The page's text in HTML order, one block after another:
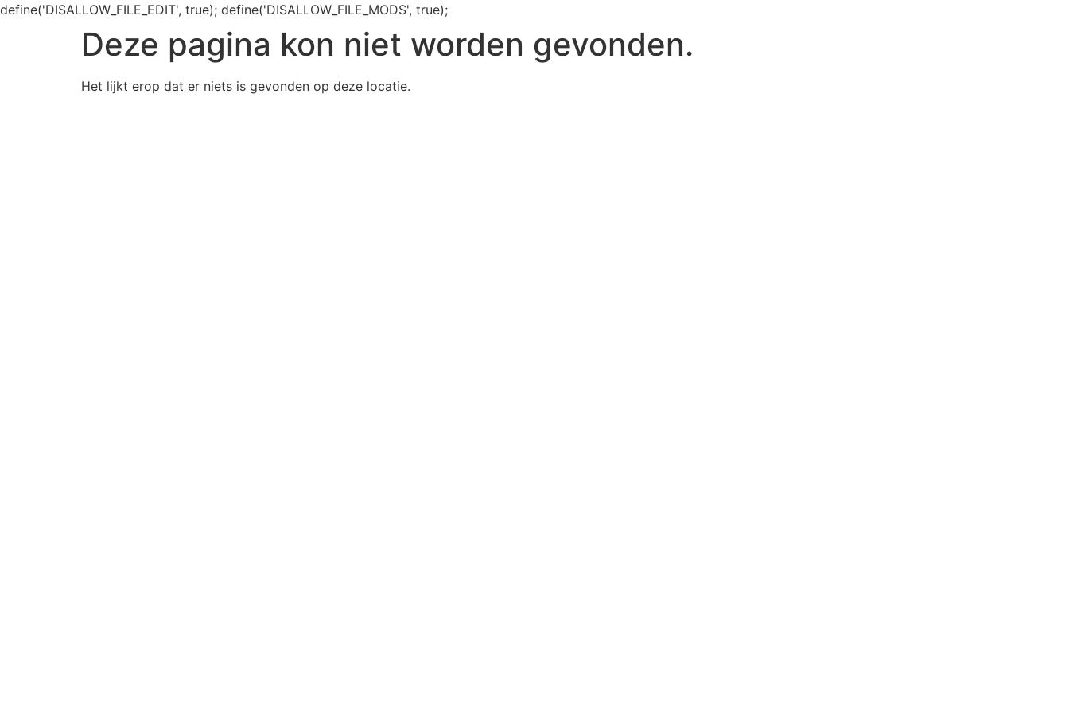
define('DISALLOW_FILE_EDIT', true); define('DISALLOW_FILE_MODS', true);
Deze pagina kon niet worden gevonden.
Het lijkt erop dat er niets is gevonden op deze locatie.